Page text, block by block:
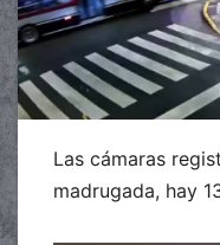
Las cámaras
madrugada, hay